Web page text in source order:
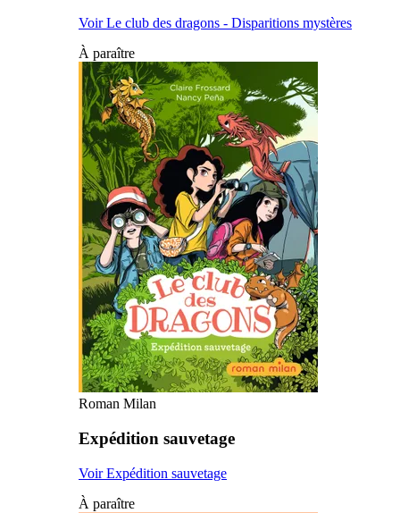
Voir Le club des dragons - Disparitions mystères
À paraître
Roman Milan
Expédition sauvetage
Voir Expédition sauvetage
À paraître